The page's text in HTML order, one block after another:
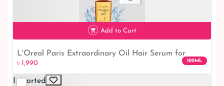
Add to Cart
L'Oreal Paris Extraordinary Oil Hair Serum for
Women and Men, 100 ml
৳ 1,990 100ML
Imported